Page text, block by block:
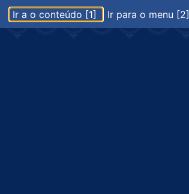
Ir a o conteúdo [1] Ir para o menu [2]